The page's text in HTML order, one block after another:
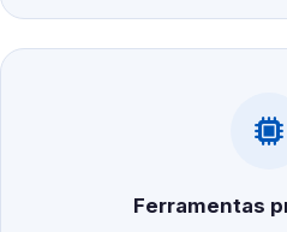
Ferramentas